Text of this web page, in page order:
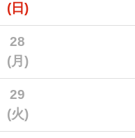
(日)
28
(月)
29
(火)